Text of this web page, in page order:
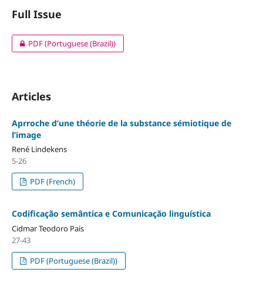
Full Issue
PDF (Portuguese (Brazil))
Articles
Aprroche d’une théorie de la substance sémiotique de
l’image
René Lindekens
5-26
PDF (French)
Codificação semântica e Comunicação linguística
Cidmar Teodoro Pais
27-43
PDF (Portuguese (Brazil))